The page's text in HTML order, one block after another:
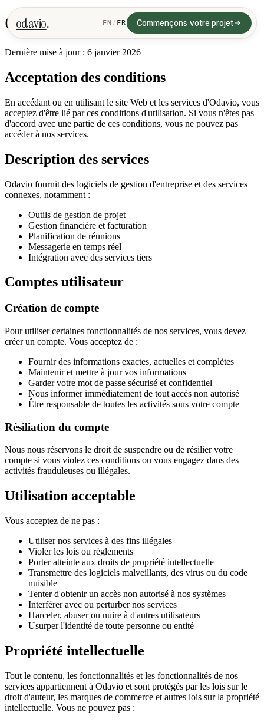
odavio. EN / FR Commençons votre projet
Conditions d'utilisation
Dernière mise à jour : 6 janvier 2026
Acceptation des conditions
En accédant ou en utilisant le site Web et les services d'Odavio, vous
acceptez d'être lié par ces conditions d'utilisation. Si vous n'êtes pas
d'accord avec une partie de ces conditions, vous ne pouvez pas
accéder à nos services.
Description des services
Odavio fournit des logiciels de gestion d'entreprise et des services
connexes, notamment :
Outils de gestion de projet
Gestion financière et facturation
Planification de réunions
Messagerie en temps réel
Intégration avec des services tiers
Comptes utilisateur
Création de compte
Pour utiliser certaines fonctionnalités de nos services, vous devez
créer un compte. Vous acceptez de :
Fournir des informations exactes, actuelles et complètes
Maintenir et mettre à jour vos informations
Garder votre mot de passe sécurisé et confidentiel
Nous informer immédiatement de tout accès non autorisé
Être responsable de toutes les activités sous votre compte
Résiliation du compte
Nous nous réservons le droit de suspendre ou de résilier votre
compte si vous violez ces conditions ou vous engagez dans des
activités frauduleuses ou illégales.
Utilisation acceptable
Vous acceptez de ne pas :
Utiliser nos services à des fins illégales
Violer les lois ou règlements
Porter atteinte aux droits de propriété intellectuelle
Transmettre des logiciels malveillants, des virus ou du code
nuisible
Tenter d'obtenir un accès non autorisé à nos systèmes
Interférer avec ou perturber nos services
Harceler, abuser ou nuire à d'autres utilisateurs
Usurper l'identité de toute personne ou entité
Propriété intellectuelle
Tout le contenu, les fonctionnalités et les fonctionnalités de nos
services appartiennent à Odavio et sont protégés par les lois sur le
droit d'auteur, les marques de commerce et autres lois sur la propriété
intellectuelle. Vous ne pouvez pas :